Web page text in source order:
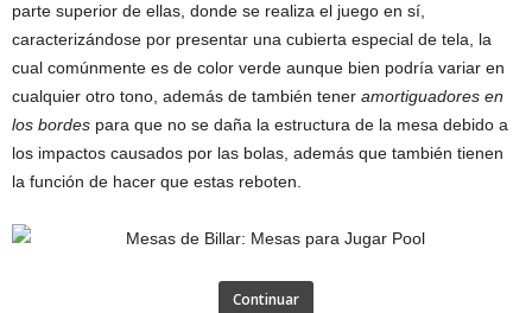
parte superior de ellas, donde se realiza el juego en sí,
caracterizándose por presentar una cubierta especial de tela, la
cual comúnmente es de color verde aunque bien podría variar en
cualquier otro tono, además de también tener amortiguadores en
los bordes para que no se daña la estructura de la mesa debido a
los impactos causados por las bolas, además que también tienen
la función de hacer que estas reboten.
Continuar